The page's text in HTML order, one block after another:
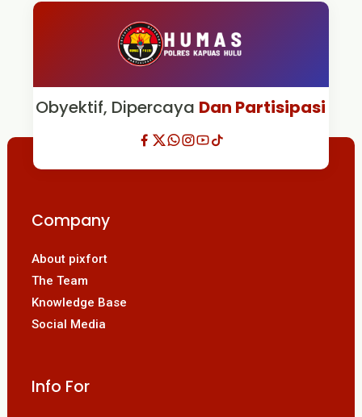
Obyektif, Dipercaya Dan Partisipasi
Company
About pixfort
The Team
Knowledge Base
Social Media
Info For